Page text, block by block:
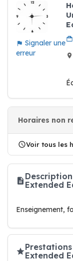
Signaler une
erreur
Horaires non
Voir tous les
Extended
Enseignement,
Extended